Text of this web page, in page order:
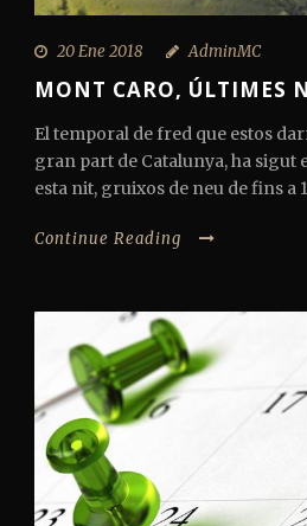
20 Ene 2018 AdminMC
MONT CARO, ÚLTIMES
El temporal de fred que estos
gran part de Catalunya, ha sigut
esta nit, gruixos de neu de fins a
Continue Reading